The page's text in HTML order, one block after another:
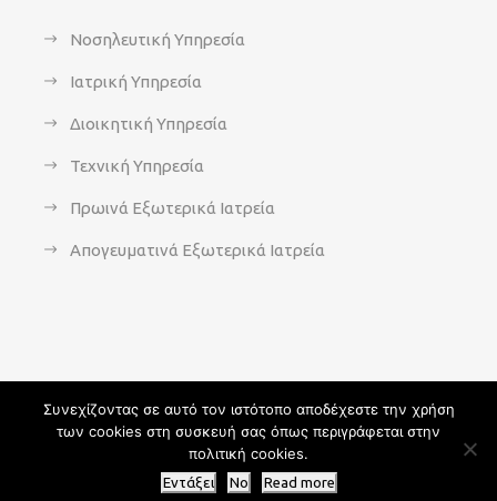
Νοσηλευτική Υπηρεσία
Ιατρική Υπηρεσία
Διοικητική Υπηρεσία
Τεχνική Υπηρεσία
Πρωινά Εξωτερικά Ιατρεία
Απογευματινά Εξωτερικά Ιατρεία
Copyright 2021 - agsavvas-hosp.gr - All Rights Reserved | An
Web-Creation powered by
Συνεχίζοντας σε αυτό τον ιστότοπο αποδέχεστε την χρήση
των cookies στη συσκευή σας όπως περιγράφεται στην
πολιτική cookies.
Εντάξει No Read more